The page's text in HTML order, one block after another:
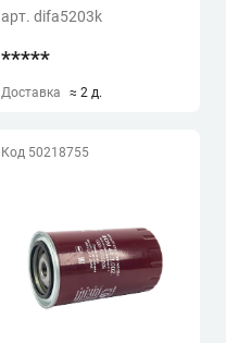
1012039-15) (DIFA5203K)
арт. difa5203k
*****
Доставка ≈ 2 д.
Код 50218755